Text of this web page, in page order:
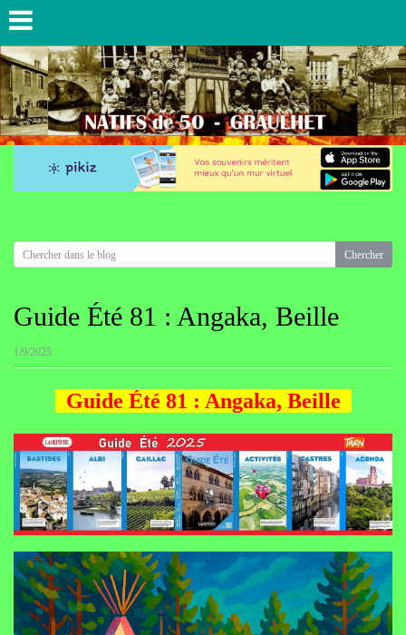
Guide Été 81 : Angaka, Beille
1/9/2025
Guide Été 81 : Angaka, Beille